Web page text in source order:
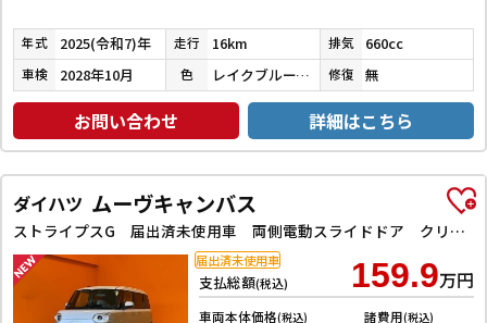
年式 2025(令和7)年 走行 16km 排気 660cc
車検 2028年10月 色 レイクブルーメタリック／シャイニングホワイトパール 修復 無
お問い合わせ 詳細はこちら
ダイハツ ムーヴキャンバス
ストライプスG 届出済未使用車 両側電動スライドドア クリアランスソナー 衝突被害軽減システム オートライト LEDヘッドランプ スマートキー アイドリングストップ 電動格納ミラー シートヒーター ベンチシート
支払総額(税込) 159.9万円
車両本体価格(税込) 諸費用(税込)
届出済未使用車